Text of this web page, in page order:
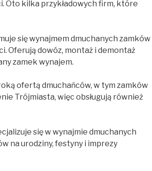
Oto kilka przykładowych firm, które
się wynajmem dmuchanych zamków
Oferują dowóz, montaż i demontaż
zamek wynajem.
ofertą dmuchańców, w tym zamków
Trójmiasta, więc obsługują również
się w wynajmie dmuchanych
na urodziny, festyny i imprezy